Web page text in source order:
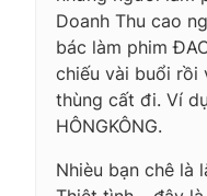
Doanh Thu cao
bác làm phim
chiếu vài buổi rồi
thùng cất đi. Ví
HÔNGKÔNG.
Nhièu bạn chê là